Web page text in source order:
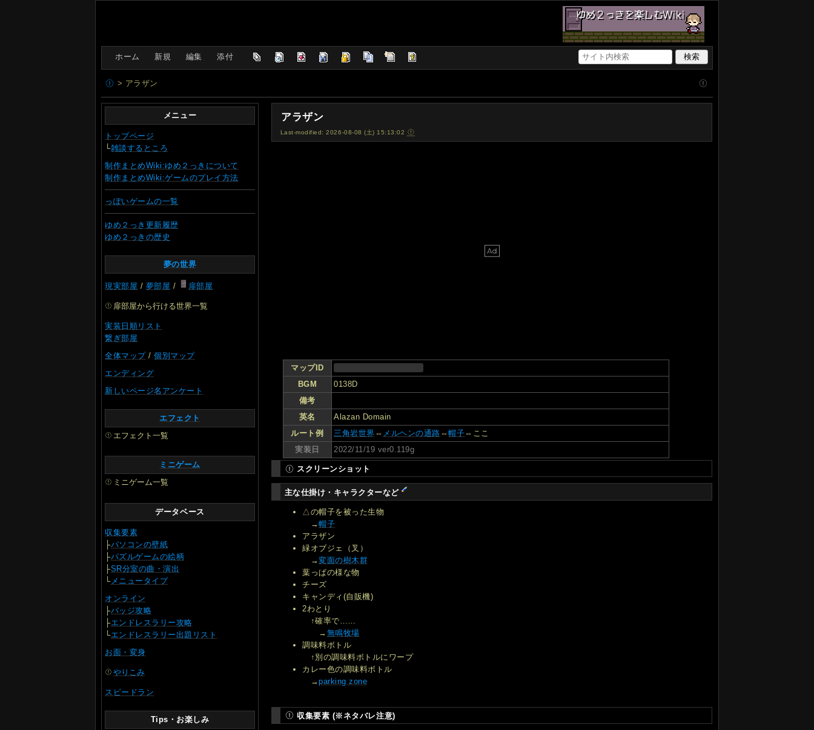
ホーム 新規 編集 添付
> アラザン
アラザン
Last-modified: 2026-08-08 (土) 15:13:02
マップID
BGM
0138D
備考
英名
Alazan Domain
ルート例
三角岩世界 ⇔ メルヘンの通路 ⇔帽子 ⇔ここ
実装日
2022/11/19 ver0.119g
スクリーンショット
主な仕掛け・キャラクターなど
△の帽子を被った生物
→帽子
アラザン
緑オブジェ（叉）
→変面の樹木群
葉っぱの様な物
チーズ
キャンディ(自販機)
2わとり
↑確率で……
→ 無鳴牧場
調味料ボトル
↑別の調味料ボトルにワープ
カレー色の調味料ボトル
→parking zone
収集要素 (※ネタバレ注意)
メニュー
トップページ
└雑談するところ
制作まとめWiki:ゆめ２っきについて
制作まとめWiki:ゲームのプレイ方法
っぽいゲームの一覧
ゆめ２っき更新履歴
ゆめ２っきの歴史
夢の世界
現実部屋 / 夢部屋 / 扉部屋
扉部屋から行ける世界一覧
実装日順リスト
繋ぎ部屋
全体マップ/個別マップ
エンディング
新しいページ名アンケート
エフェクト
エフェクト一覧
ミニゲーム
ミニゲーム一覧
データベース
収集要素
├パソコンの壁紙
├パズルゲームの絵柄
├SR分室の曲・演出
└メニュータイプ
オンライン
├バッジ攻略
├エンドレスラリー攻略
└エンドレスラリー出題リスト
お面・変身
やりこみ
スピードラン
Tips・お楽しみ